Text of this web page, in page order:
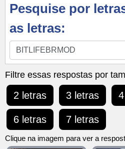
Pesquise por
as letras:
Pesquise
por
letras
e
digite
todas
as
letras:
Filtre essas respostas por
2 letras 3 letras
6 letras 7 letras
Clique na imagem para ver a